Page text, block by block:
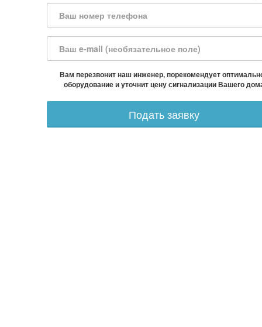
Вам перезвонит наш инженер, порекомендует
оборудование и уточнит цену сигнализации Вашего
Подать заявку